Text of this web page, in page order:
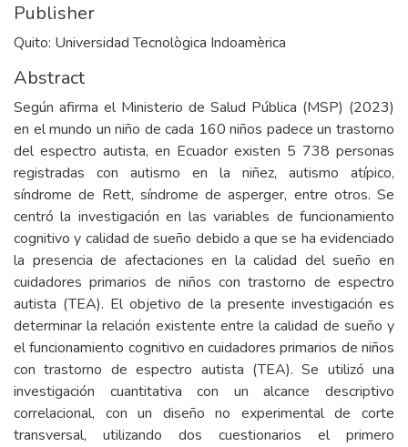
Publisher
Quito: Universidad Tecnològica Indoamèrica
Abstract
Según afirma el Ministerio de Salud Pública (MSP) (2023)
en el mundo un niño de cada 160 niños padece un trastorno
del espectro autista, en Ecuador existen 5 738 personas
registradas con autismo en la niñez, autismo atípico,
síndrome de Rett, síndrome de asperger, entre otros. Se
centró la investigación en las variables de funcionamiento
cognitivo y calidad de sueño debido a que se ha evidenciado
la presencia de afectaciones en la calidad del sueño en
cuidadores primarios de niños con trastorno de espectro
autista (TEA). El objetivo de la presente investigación es
determinar la relación existente entre la calidad de sueño y
el funcionamiento cognitivo en cuidadores primarios de niños
con trastorno de espectro autista (TEA). Se utilizó una
investigación cuantitativa con un alcance descriptivo
correlacional, con un diseño no experimental de corte
transversal, utilizando dos cuestionarios el primero